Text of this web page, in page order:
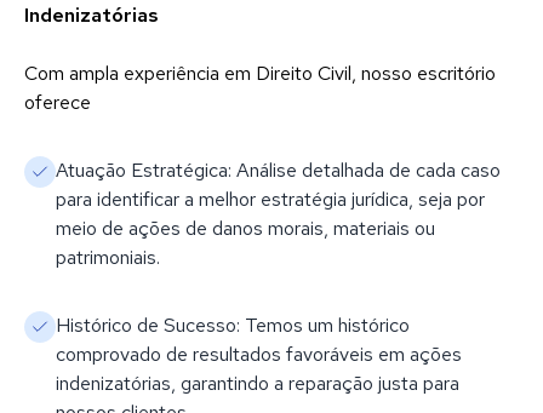
Indenizatórias
Com ampla experiência em Direito Civil, nosso escritório
oferece
Atuação Estratégica: Análise detalhada de cada caso
para identificar a melhor estratégia jurídica, seja por
meio de ações de danos morais, materiais ou
patrimoniais.
Histórico de Sucesso: Temos um histórico
comprovado de resultados favoráveis em ações
indenizatórias, garantindo a reparação justa para